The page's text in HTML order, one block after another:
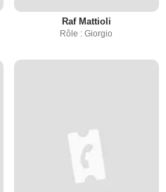
Raf Mattioli
Rôle : Giorgio